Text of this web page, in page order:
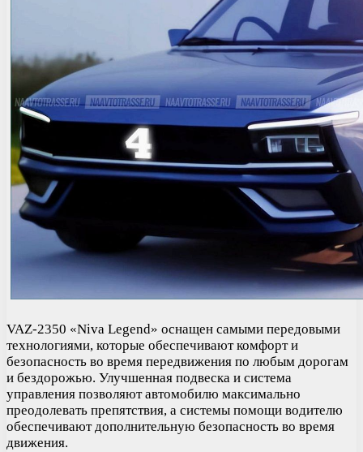
VAZ-2350 «Niva Legend» оснащен самыми передовыми
технологиями, которые обеспечивают комфорт и
безопасность во время передвижения по любым дорогам
и бездорожью. Улучшенная подвеска и система
управления позволяют автомобилю максимально
преодолевать препятствия, а системы помощи водителю
обеспечивают дополнительную безопасность во время
движения.